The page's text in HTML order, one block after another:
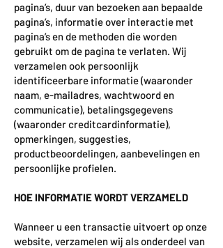
pagina’s, duur van bezoeken aan bepaalde
pagina’s, informatie over interactie met
pagina’s en de methoden die worden
gebruikt om de pagina te verlaten. Wij
verzamelen ook persoonlijk
identificeerbare informatie (waaronder
naam, e-mailadres, wachtwoord en
communicatie), betalingsgegevens
(waaronder creditcardinformatie),
opmerkingen, suggesties,
productbeoordelingen, aanbevelingen en
persoonlijke profielen.
HOE INFORMATIE WORDT VERZAMELD
Wanneer u een transactie uitvoert op onze
website, verzamelen wij als onderdeel van